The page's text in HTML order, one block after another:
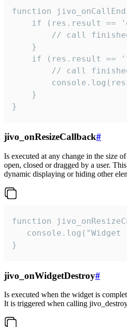
function
if (res.result ==
// call
    }
if (res.result ==
// call
    }
}
jivo_onResizeCallback#
Is executed at any change in the size
open, closed or dragged by a user.
dynamic displaying or hiding other
function
console.log("Widget
}
jivo_onWidgetDestroy#
Is executed when the widget is
It is triggered when calling